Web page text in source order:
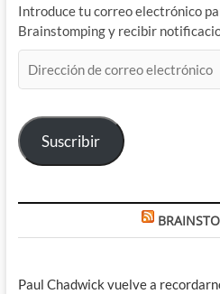
Introduce tu correo electrónico
Brainstomping y recibir
de
electrónico
Suscribir
Paul Chadwick vuelve a